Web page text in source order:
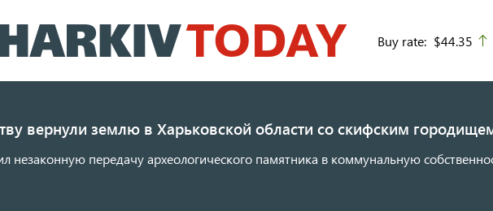
к
основному
Buy rate: $44.35
вернули землю в Харьковской области со скифским
незаконную передачу археологического памятника в коммунальную